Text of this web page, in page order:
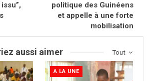
politique des Guinéens
et appelle à une forte
mobilisation
Tout
aussi aimer
A LA UNE